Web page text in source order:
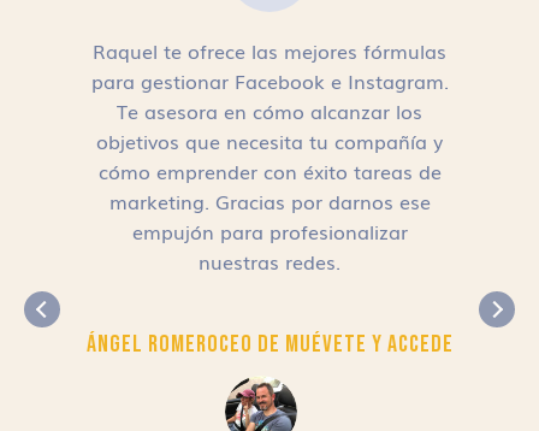
Raquel te ofrece las mejores fórmulas
para gestionar Facebook e Instagram.
Te asesora en cómo alcanzar los
objetivos que necesita tu compañía y
cómo emprender con éxito tareas de
marketing. Gracias por darnos ese
empujón para profesionalizar
nuestras redes.
Ángel RomeroCEO de Muévete y Accede